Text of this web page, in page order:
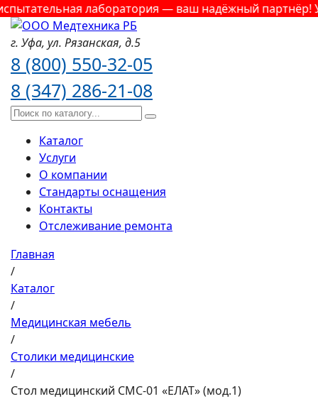
лаборатория — ваш надёжный партнёр!
г. Уфа, ул. Рязанская, д.5
8 (800) 550-32-05
8 (347) 286-21-08
Каталог
Услуги
О компании
Стандарты оснащения
Контакты
Отслеживание ремонта
Главная
/
Каталог
/
Медицинская мебель
/
Столики медицинские
/
Стол медицинский СМС-01 «ЕЛАТ» (мод.1)